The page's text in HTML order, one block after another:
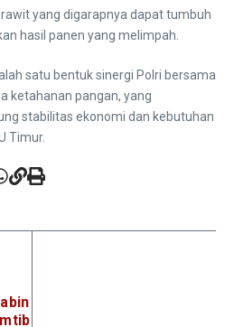
yang digarapnya dapat tumbuh
hasil panen yang melimpah.
satu bentuk sinergi Polri bersama
ketahanan pangan, yang
stabilitas ekonomi dan kebutuhan
Timur.